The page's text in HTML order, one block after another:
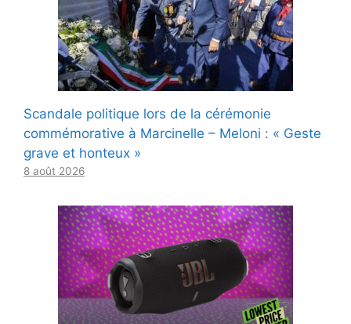
Scandale politique lors de la cérémonie
commémorative à Marcinelle – Meloni : « Geste
grave et honteux »
8 août 2026